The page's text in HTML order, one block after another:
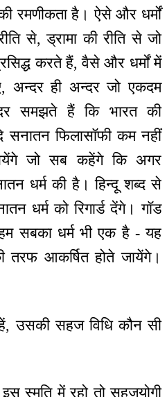
रमणीकता है। ऐसे और धर्मों
से, ड्रामा की रीति से जो
करते हैं, वैसे और धर्मों में
अन्दर ही अन्दर जो एकदम
समझते हैं कि भारत की
सनातन फिलासॉफी कम नहीं
जो सब कहेंगे कि अगर
धर्म की है। हिन्दू शब्द से
धर्म को रिगार्ड देंगे। गॉड
सबका धर्म भी एक है - यह
तरफ आकर्षित होते जायेंगे।
उसकी सहज विधि कौन सी
स्मृति में रहो तो सहजयोगी